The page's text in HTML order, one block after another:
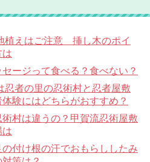
植えはご注意 挿し木のポイ
は
ージって食べる？食べない？
忍者の里の忍術村と忍者屋敷
験にはどちらがおすすめ？
村は違うの？甲賀流忍術屋敷
は
付け根の汗でおもらししたみ